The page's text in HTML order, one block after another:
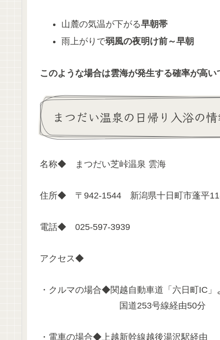
山麓の気温が下がる早朝帯
雨上がりで弱風の夜明け前～早朝
このような場合は雲海が発生する確率が高い
まつだい温泉の日帰り入浴の
名称◆ まつだい芝峠温泉 雲海
住所◆ 〒942-1544 新潟県十日町市蓬平
電話◆ 025-597-3939
アクセス◆
・クルマの場合◆関越自動車道「六日町IC」
国道253号線経由50分
・電車の場合◆上越新幹線越後湯沢駅経由